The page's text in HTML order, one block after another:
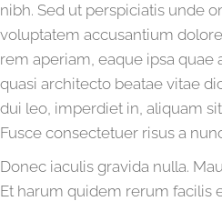
nibh. Sed ut perspiciatis unde
voluptatem accusantium
rem aperiam, eaque ipsa quae
quasi architecto beatae vitae
dui leo, imperdiet in, aliquam
Fusce consectetuer risus a
Donec iaculis gravida nulla.
Et harum quidem rerum facilis